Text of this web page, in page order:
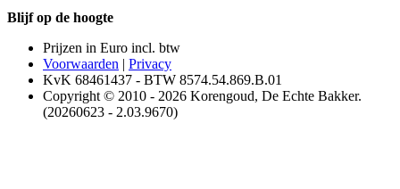
Blijf op de hoogte
Prijzen in Euro incl. btw
Voorwaarden | Privacy
KvK 68461437 - BTW 8574.54.869.B.01
Copyright © 2010 - 2026 Korengoud, De Echte Bakker.
(20260623 - 2.03.9670)